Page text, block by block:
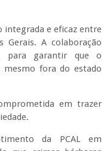
integrada e eficaz entre
Gerais. A colaboração
para garantir que o
mesmo fora do estado
em trazer
da PCAL em